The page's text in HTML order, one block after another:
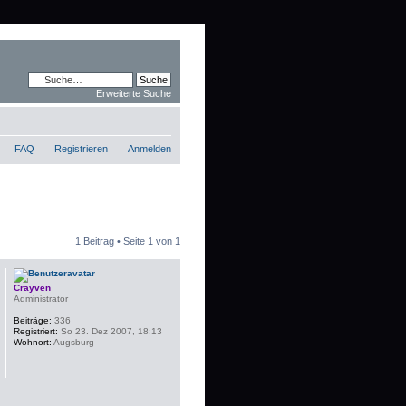
Erweiterte Suche
FAQ Registrieren Anmelden
1 Beitrag • Seite 1 von 1
Crayven
Administrator
Beiträge: 336
Registriert: So 23. Dez 2007, 18:13
Wohnort: Augsburg